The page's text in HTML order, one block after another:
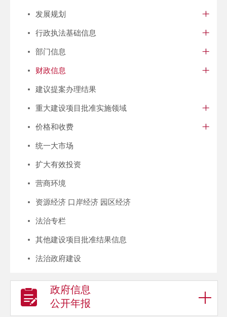
发展规划
行政执法基础信息
部门信息
财政信息
建议提案办理结果
重大建设项目批准实施领域
价格和收费
统一大市场
扩大有效投资
营商环境
资源经济 口岸经济 园区经济
法治专栏
其他建设项目批准结果信息
法治政府建设
政府信息
公开年报